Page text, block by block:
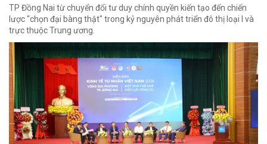
TP Đồng Nai từ chuyển đổi tư duy chính quyền kiến tạo đến chiến
lược "chọn đại bàng thật" trong kỷ nguyên phát triển đô thị loại I và
trực thuộc Trung ương.